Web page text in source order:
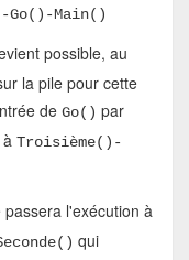
Go()-Main()
possible, au
la pile pour cette
de Go() par
Troisième()-
l'exécution à
qui